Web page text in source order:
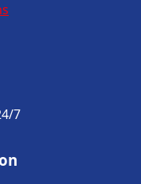
7